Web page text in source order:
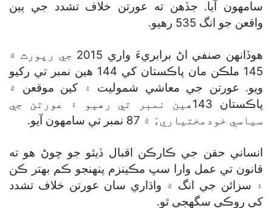
سامهون آيا. جڏهن ته عورتن خلاف تشدد جي ٻين
واقعن جو انگ 535 رهيو.
هوڏانهن صنفي اڻ برابريءَ واري 2015 جي رپورٽ ۾
145 ملڪن مان پاڪستان کي 144 هين نمبر تي رکيو
ويو. عورتن جي معاشي شموليت ۽ کين موقعن ۾
پاڪستان 143هين نمبر تي رهيو ۽ عورتن جي
سياسي خودمختياريءَ ۾ 87 نمبر تي سامهون آيو.
انساني حقن جي ڪارڪن اقبال ڏيٿو جو چوڻ هو ته
قانون تي عمل وارا سڀ مڪينزم پنهنجو ڪم بهتر ڪن
۽ سزائن جي انگ ۾ واڌاري سان عورتن خلاف تشدد
کي روڪي سگهجي ٿو.